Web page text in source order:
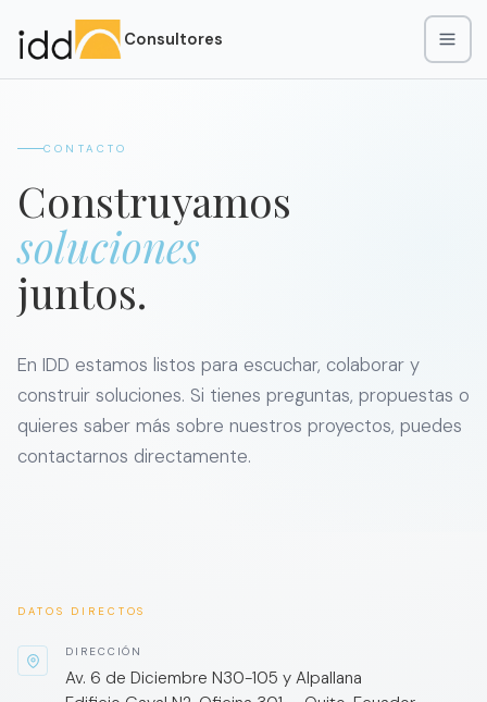
Consultores
CONTACTO
Construyamos
soluciones
juntos.
En IDD estamos listos para escuchar, colaborar y
construir soluciones. Si tienes preguntas, propuestas o
quieres saber más sobre nuestros proyectos, puedes
contactarnos directamente.
DATOS DIRECTOS
DIRECCIÓN
Av. 6 de Diciembre N30-105 y Alpallana